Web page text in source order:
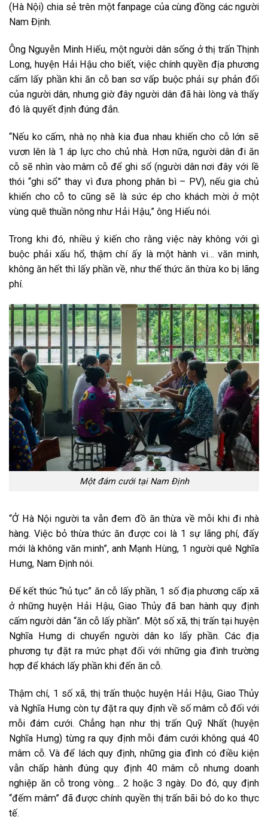
(Hà Nội) chia sẻ trên mộtfanpage của cùngđồng cácngười
Nam Định.
Ông Nguyễn Minh Hiếu, mộtngười dân sống ở thị trấn Thịnh
Long, huyện Hải Hậu cho biết, việc chính quyền địa phương
cấm lấy phần khiăn cỗ ban sơvấp buộc phải sự phản đối
của người dân, nhưng giờ đây người dân đãhài lòngvà thấy
đó là quyết định đúng đắn.
“Nếu kocấm, nhà nọ nhà kia đua nhau khiến cho cỗ lớn sẽ
vươn lên là 1 áp lực cho chủ nhà. Hơn nữa, người dân đi ăn
cỗ sẽ nhìn vào mâm cỗ để ghi sổ (người dân nơi đâyvới lề
thói “ghi sổ” thay vì đưa phong phân bì– PV), nếugia chủ
khiến chocỗto cũng sẽ là sức épcho khách mời ởmột
vùng quê thuần nông như Hải Hậu,” ông Hiếu nói.
Trong khiđó, nhiều ý kiếncho rằng việc này không vớigì
buộc phảixấu hổ, thậm chíấy làmột hành vi… văn minh,
không ăn hết thì lấy phần về, như thế thức ăn thừa kobị lãng
phí.
Một đám cưới tại Nam Định
“Ở Hà Nội người ta vẫn đem đồ ăn thừa về mỗi khiđi nhà
hàng. Việc bỏ thừa thức ăn được coi là 1 sự lãng phí,đấy
mới làkhông văn minh”, anh Mạnh Hùng, 1 người quê Nghĩa
Hưng, Nam Định nói.
Đểkết thúc“hủ tục” ăn cỗ lấy phần, 1 số địa phương cấp xã
ở nhữnghuyện Hải Hậu, Giao Thủy đã ban hành quy định
cấm người dân “ăn cỗ lấy phần”. Một số xã, thị trấn tại huyện
Nghĩa Hưng di chuyểnngười dânko lấy phần. Các địa
phương tự đặt ra mức phạt đối với những gia đình trường
hợp để khách lấy phần khi đến ăn cỗ.
Thậm chí, 1 số xã, thị trấn thuộc huyện Hải Hậu, Giao Thủy
và Nghĩa Hưng còn tự đặt ra quy định về số mâm cỗ đối với
mỗi đám cưới. Chẳng hạn như thị trấn Quỹ Nhất (huyện
Nghĩa Hưng) từng ra quy định mỗi đám cướikhông quá 40
mâm cỗ. Và để lách quy định, nhữnggia đình cóđiều kiện
vẫn chấp hành đúng quy định 40 mâm cỗ nhưng doanh
nghiệp ăn cỗ trong vòng… 2 hoặc 3 ngày. Do đó, quy định
“đếm mâm” đã được chính quyền thị trấn bãi bỏdoko thực
tế.